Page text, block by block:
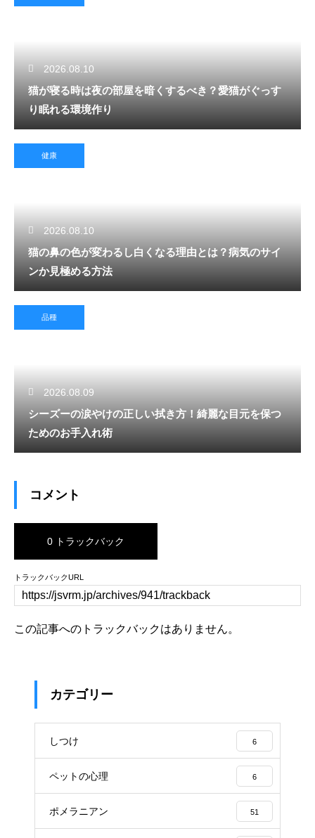
2026.08.10
猫が寝る時は夜の部屋を暗くするべき？愛猫がぐっす
り眠れる環境作り
健康
2026.08.10
猫の鼻の色が変わるし白くなる理由とは？病気のサイ
ンか見極める方法
品種
2026.08.09
シーズーの涙やけの正しい拭き方！綺麗な目元を保つ
ためのお手入れ術
コメント
0 トラックバック
トラックバックURL
この記事へのトラックバックはありません。
カテゴリー
しつけ 6
ペットの心理 6
ポメラニアン 51